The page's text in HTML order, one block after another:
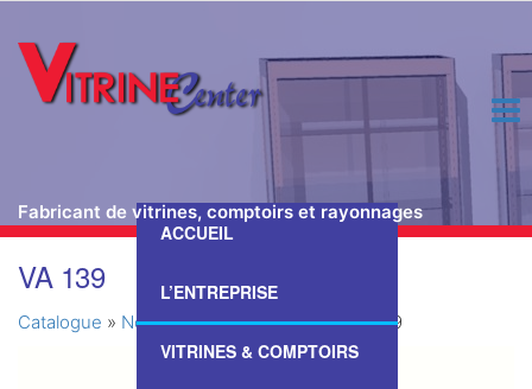
Fabricant de vitrines, comptoirs et rayonnages
ACCUEIL
L’ENTREPRISE
VITRINES & COMPTOIRS
VA 139
Catalogue » Nos Vitrines & Comptoirs»VA 139